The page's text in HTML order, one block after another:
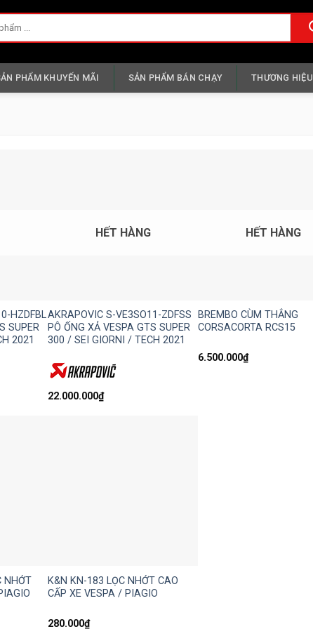
PHẨM KHUYẾN MÃI SẢN PHẨM BÁN CHẠY THƯƠNG HIỆU
HZDFBL
SUPER
2021
HẾT HÀNG
AKRAPOVIC S-VE3SO11-ZDFSS
PÔ ỐNG XẢ VESPA GTS SUPER
300 / SEI GIORNI / TECH 2021
22.000.000₫
HẾT HÀNG
BREMBO CÙM THẮNG
CORSACORTA RCS15
6.500.000₫
NHỚT
K&N KN-183 LỌC NHỚT CAO
CẤP XE VESPA / PIAGIO
280.000₫